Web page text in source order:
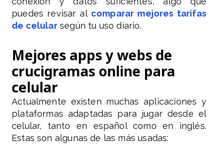
puedes revisar al comparar mejores tarifas
de celularsegún tu uso diario.
Mejores apps y webs de
crucigramas online para
celular
Actualmente existen muchas aplicaciones y
plataformas adaptadas para jugar desde el
celular, tanto en español como en inglés.
Estas son algunas de las más usadas: